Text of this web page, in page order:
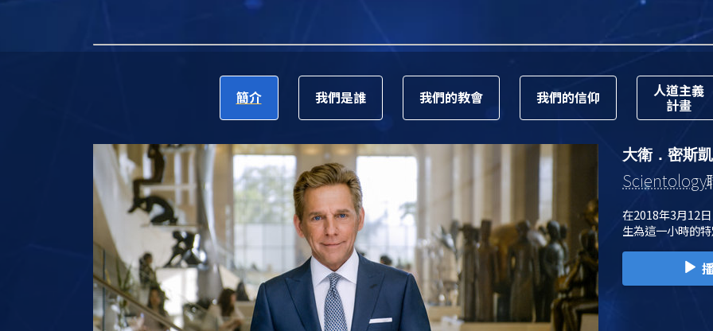
簡介 我們是誰 我們的教會 我們的信仰 人道主義
計畫
大衛．密斯
Scientology
在2018年3月12
生為這一小時的